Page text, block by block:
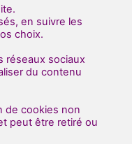
au sud de Gap
"Dart Plast" )
étage
en suivre les
choix.
réseaux sociaux
du contenu
de cookies non
peut être retiré ou